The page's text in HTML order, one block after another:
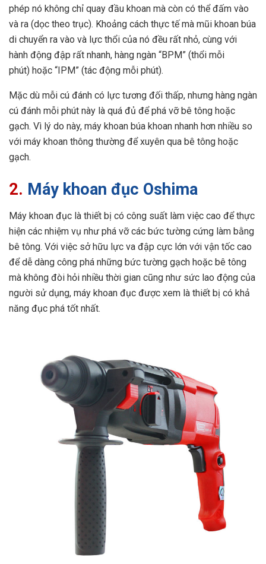
phép nó không chỉ quay đầu khoan mà còn có thể đấm vào
và ra (dọc theo trục). Khoảng cách thực tế mà mũi khoan búa
di chuyển ra vào và lực thổi của nó đều rất nhỏ, cùng với
hành động đập rất nhanh, hàng ngàn “BPM” (thổi mỗi
phút) hoặc “IPM” (tác động mỗi phút).
Mặc dù mỗi cú đánh có lực tương đối thấp, nhưng hàng ngàn
cú đánh mỗi phút này là quá đủ để phá vỡ bê tông hoặc
gạch. Vì lý do này, máy khoan búa khoan nhanh hơn nhiều so
với máy khoan thông thường để xuyên qua bê tông hoặc
gạch.
2. Máy khoan đục Oshima
Máy khoan đục là thiết bị có công suất làm việc cao để thực
hiện các nhiệm vụ như phá vỡ các bức tường cứng làm bằng
bê tông. Với việc sở hữu lực va đập cực lớn với vận tốc cao
để dễ dàng công phá những bức tường gạch hoặc bê tông
mà không đòi hỏi nhiều thời gian cũng như sức lao động của
người sử dụng, máy khoan đục được xem là thiết bị có khả
năng đục phá tốt nhất.